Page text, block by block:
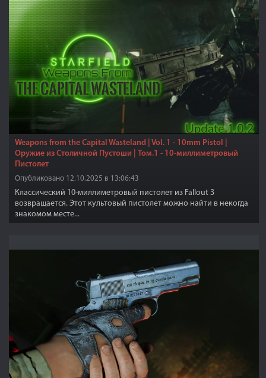
Weapons from the Capital Wasteland | Vol. 1 - 10mm Pistol |
Оружие из Cтоличной Пустоши | Том.1 - 10-миллиметровый
Пистолет
Опубликовано 12.10.2025 в 13:06:43
Классический 10-миллиметровый пистолет из Fallout 3
возвращается. Этот культовый пистолет можно найти в некогда
знакомом месте...